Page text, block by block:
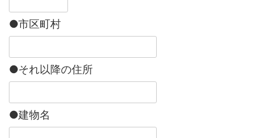
●市区町村
●それ以降の住所
●建物名